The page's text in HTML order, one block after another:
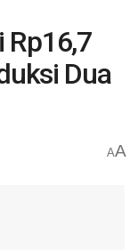
Rp16,7
Dua
AA